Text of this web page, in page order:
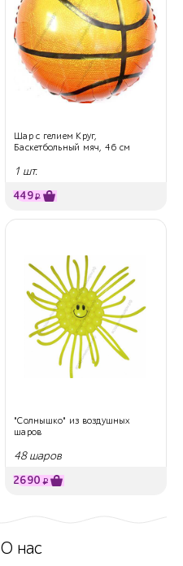
Шар с гелием Круг,
Баскетбольный мяч, 46 см
1 шт.
449₽
"Солнышко" из воздушных
шаров
48 шаров
2690 ₽
О нас